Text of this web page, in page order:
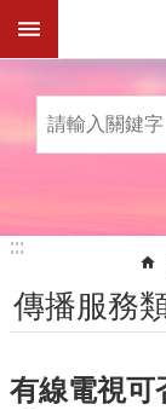
跳到主要內容區塊
:::
:::
傳播服務
有線電視可